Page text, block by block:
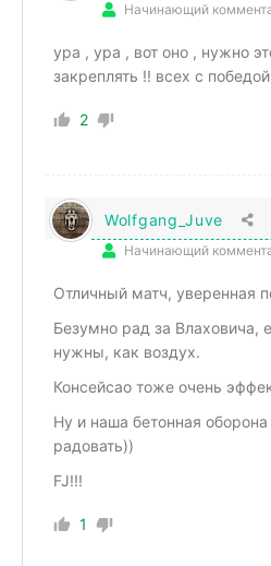
Начинающий
ура , ура , вот оно , нужно
закреплять !! всех с
2
Wolfgang_Juve
Начинающий
Отличный матч, уверенная
Безумно рад за Влаховича,
нужны, как воздух.
Консейсао тоже очень
Ну и наша бетонная
радовать))
FJ!!!
1